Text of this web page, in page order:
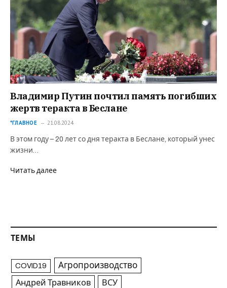
Владимир Путин почтил память погибших
жертв теракта в Беслане
*ГЛАВНОЕ 21.08.2024
В этом году – 20 лет со дня теракта в Беслане, который унес
жизни…
Читать далее
ТЕМЫ
COVID19 Агропроизводство
Андрей Травников ВСУ